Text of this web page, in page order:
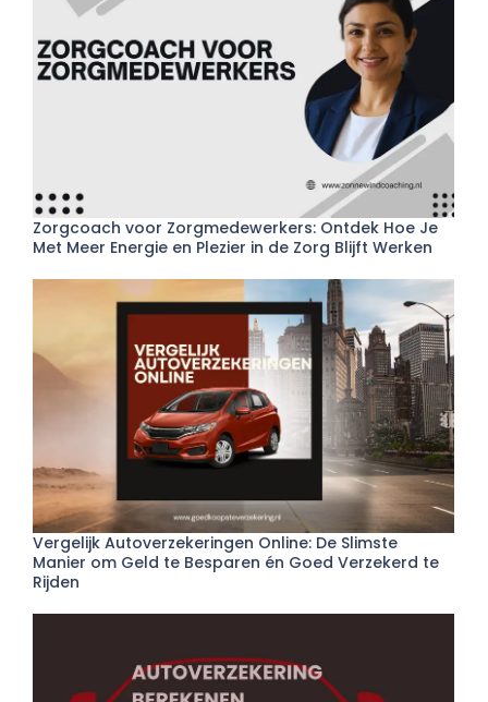
Zorgcoach voor Zorgmedewerkers: Ontdek Hoe Je
Met Meer Energie en Plezier in de Zorg Blijft Werken
Vergelijk Autoverzekeringen Online: De Slimste
Manier om Geld te Besparen én Goed Verzekerd te
Rijden